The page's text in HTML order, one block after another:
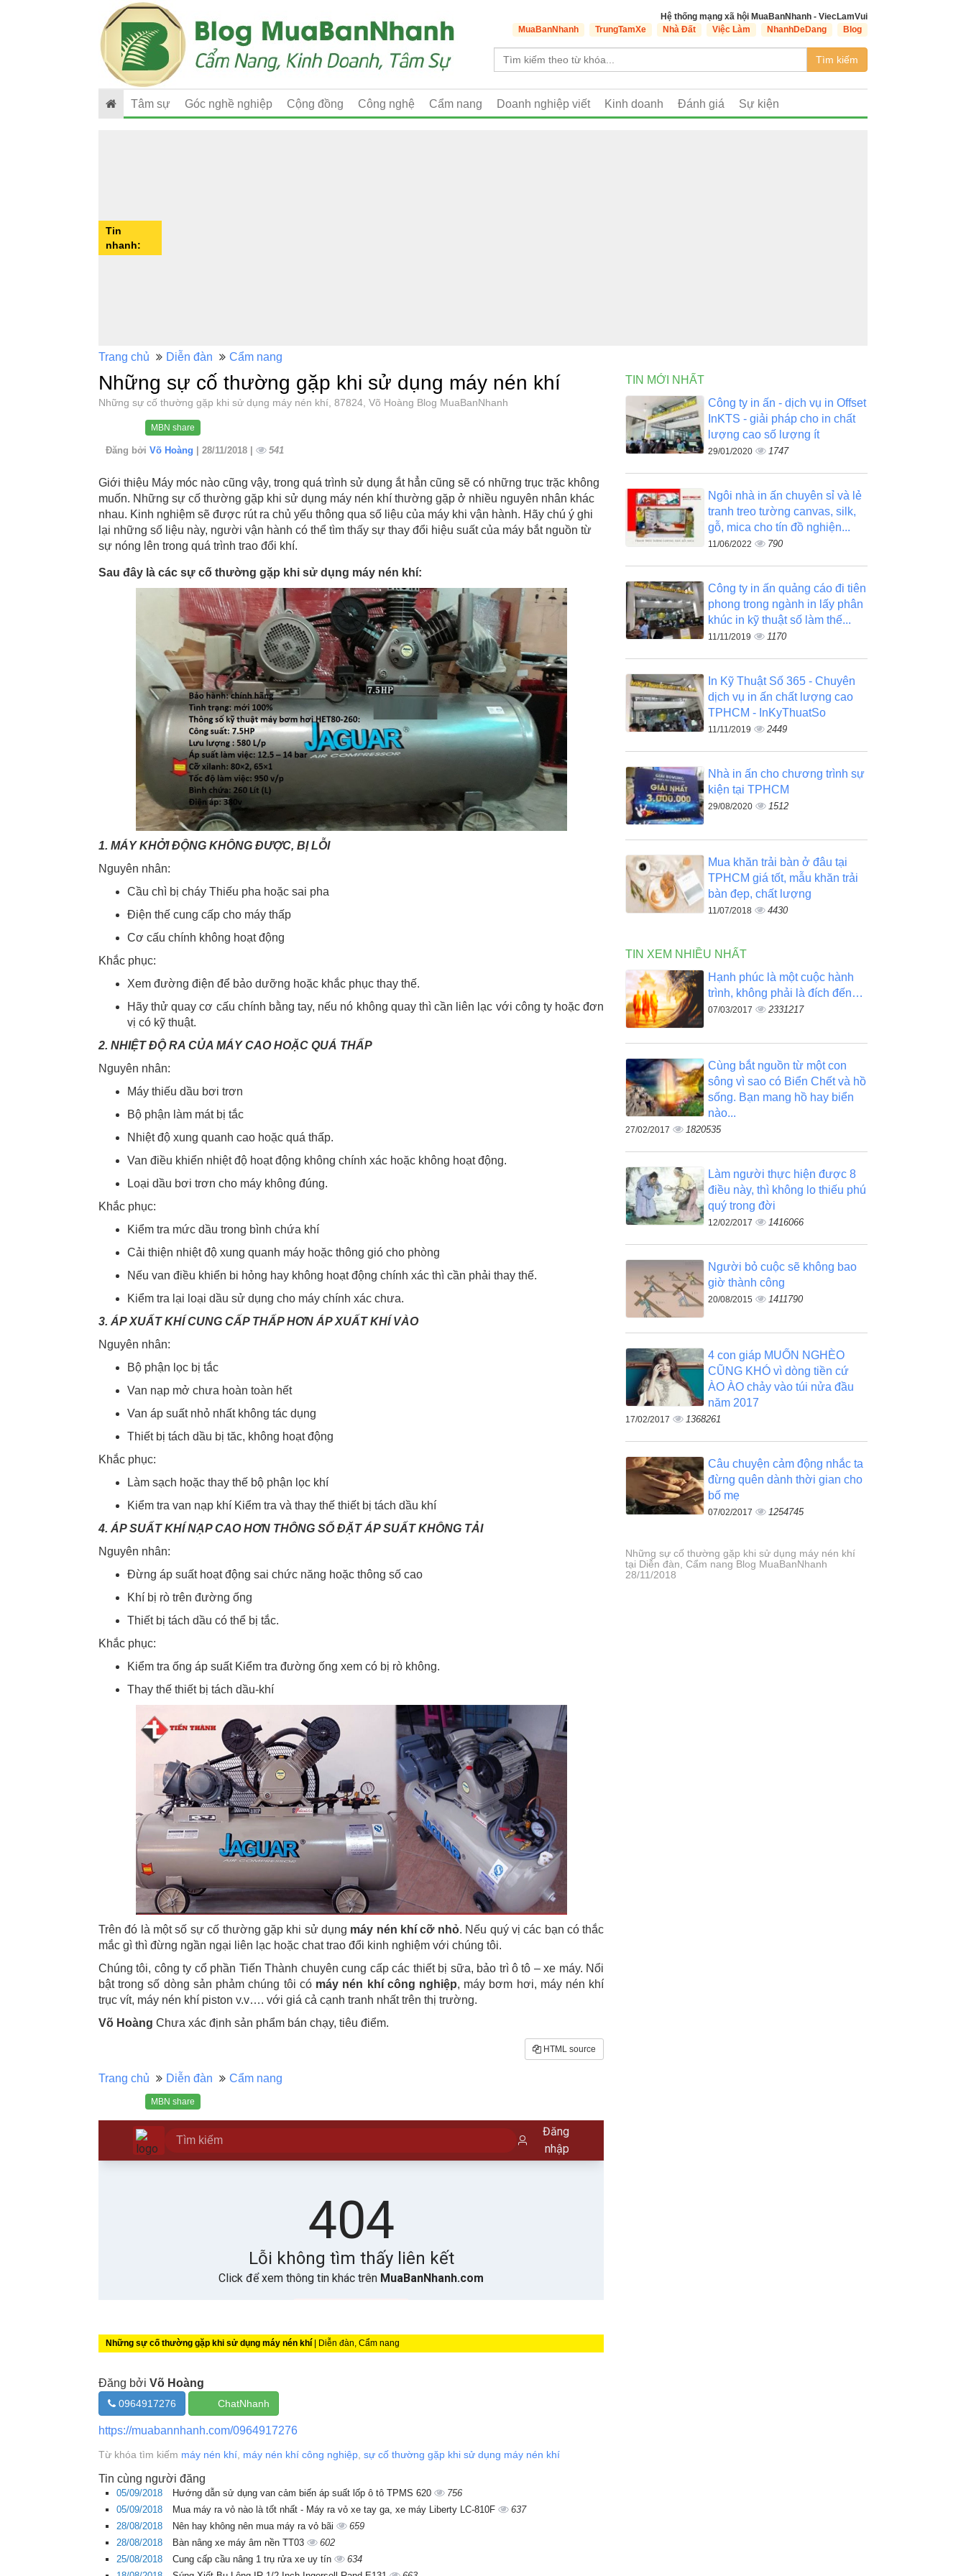
Hệ thống mạng xã hội MuaBanNhanh - ViecLamVui
MuaBanNhanh
TrungTamXe Nhà Đất Việc Làm NhanhDeDang Blog
Tìm kiếm
Tâm sự Góc nghề nghiệp Cộng đồng Công nghệ Cẩm nang Doanh nghiệp viết Kinh doanh Đánh giá Sự kiện
Tin
nhanh:
Trang chủ Diễn đàn Cẩm nang
Những sự cố thường gặp khi sử dụng máy nén khí
Những sự cố thường gặp khi sử dụng máy nén khí, 87824, Võ Hoàng Blog MuaBanNhanh
MBN share
Đăng bởi Võ Hoàng | 28/11/2018 | 541
Giới thiệu Máy móc nào cũng vậy, trong quá trình sử dụng ắt hẳn cũng sẽ có những trục trặc không
muốn. Những sự cố thường gặp khi sử dụng máy nén khí thường gặp ở nhiều nguyên nhân khác
nhau. Kinh nghiệm sẽ được rút ra chủ yếu thông qua số liệu của máy khi vận hành. Hãy chú ý ghi
lại những số liệu này, người vận hành có thể tìm thấy sự thay đổi hiệu suất của máy bắt nguồn từ
sự nóng lên trong quá trình trao đổi khí.
Sau đây là các sự cố thường gặp khi sử dụng máy nén khí:
1. MÁY KHỞI ĐỘNG KHÔNG ĐƯỢC, BỊ LỖI
Nguyên nhân:
Cầu chì bị cháy Thiếu pha hoặc sai pha
Điện thế cung cấp cho máy thấp
Cơ cấu chính không hoạt động
Khắc phục:
Xem đường điện để bảo dưỡng hoặc khắc phục thay thế.
Hãy thử quay cơ cấu chính bằng tay, nếu nó không quay thì cần liên lạc với công ty hoặc đơn
vị có kỹ thuật.
2. NHIỆT ĐỘ RA CỦA MÁY CAO HOẶC QUÁ THẤP
Nguyên nhân:
Máy thiếu dầu bơi trơn
Bộ phận làm mát bị tắc
Nhiệt độ xung quanh cao hoặc quá thấp.
Van điều khiển nhiệt độ hoạt động không chính xác hoặc không hoạt động.
Loại dầu bơi trơn cho máy không đúng.
Khắc phục:
Kiểm tra mức dầu trong bình chứa khí
Cải thiện nhiệt độ xung quanh máy hoặc thông gió cho phòng
Nếu van điều khiển bi hỏng hay không hoạt động chính xác thì cần phải thay thế.
Kiểm tra lại loại dầu sử dụng cho máy chính xác chưa.
3. ÁP XUẤT KHÍ CUNG CẤP THẤP HƠN ÁP XUẤT KHÍ VÀO
Nguyên nhân:
Bộ phận lọc bị tắc
Van nạp mở chưa hoàn toàn hết
Van áp suất nhỏ nhất không tác dụng
Thiết bị tách dầu bị tăc, không hoạt động
Khắc phục:
Làm sạch hoặc thay thế bộ phận lọc khí
Kiểm tra van nạp khí Kiểm tra và thay thế thiết bị tách dầu khí
4. ÁP SUẤT KHÍ NẠP CAO HƠN THÔNG SỐ ĐẶT ÁP SUẤT KHÔNG TẢI
Nguyên nhân:
Đừng áp suất hoạt động sai chức năng hoặc thông số cao
Khí bị rò trên đường ống
Thiết bị tách dầu có thể bị tắc.
Khắc phục:
Kiểm tra ống áp suất Kiểm tra đường ống xem có bị rò không.
Thay thế thiết bị tách dầu-khí
Trên đó là một số sự cố thường gặp khi sử dụng máy nén khí cỡ nhỏ. Nếu quý vị các bạn có thắc
mắc gì thì đừng ngần ngại liên lạc hoặc chat trao đổi kinh nghiệm với chúng tôi.
Chúng tôi, công ty cổ phần Tiến Thành chuyên cung cấp các thiết bị sữa, bảo trì ô tô – xe máy. Nổi
bật trong số dòng sản phảm chúng tôi có máy nén khí công nghiệp, máy bơm hơi, máy nén khí
trục vít, máy nén khí piston v.v…. với giá cả cạnh tranh nhất trên thị trường.
Võ Hoàng Chưa xác định sản phẩm bán chạy, tiêu điểm.
HTML source
Trang chủ Diễn đàn Cẩm nang
MBN share
Những sự cố thường gặp khi sử dụng máy nén khí | Diễn đàn, Cẩm nang
Đăng bởi Võ Hoàng
0964917276 ChatNhanh
https://muabannhanh.com/0964917276
Từ khóa tìm kiếm máy nén khí, máy nén khí công nghiệp, sự cố thường gặp khi sử dụng máy nén khí
Tin cùng người đăng
05/09/2018 Hướng dẫn sử dụng van cảm biến áp suất lốp ô tô TPMS 620
756
05/09/2018
Mua máy ra vỏ nào là tốt nhất - Máy ra vỏ xe tay ga, xe máy Liberty LC-810F
637
28/08/2018
Nên hay không nên mua máy ra vỏ bãi
659
28/08/2018
Bàn nâng xe máy âm nền TT03
602
25/08/2018
Cung cấp cầu nâng 1 trụ rửa xe uy tín
634
TIN MỚI NHẤT
Công ty in ấn - dịch vụ in Offset
InKTS - giải pháp cho in chất
lượng cao số lượng ít
29/01/2020 1747
Ngôi nhà in ấn chuyên sỉ và lẻ
tranh treo tường canvas, silk,
gỗ, mica cho tín đồ nghiện...
11/06/2022 790
Công ty in ấn quảng cáo đi tiên
phong trong ngành in lấy phân
khúc in kỹ thuật số làm thế...
11/11/2019 1170
In Kỹ Thuật Số 365 - Chuyên
dịch vụ in ấn chất lượng cao
TPHCM - InKyThuatSo
11/11/2019 2449
Nhà in ấn cho chương trình sự
kiện tại TPHCM
29/08/2020 1512
Mua khăn trải bàn ở đâu tại
TPHCM giá tốt, mẫu khăn trải
bàn đẹp, chất lượng
11/07/2018 4430
TIN XEM NHIỀU NHẤT
Hạnh phúc là một cuộc hành
trình, không phải là đích đến…
07/03/2017 2331217
Cùng bắt nguồn từ một con
sông vì sao có Biển Chết và hồ
sống. Bạn mang hồ hay biển
nào...
27/02/2017 1820535
Làm người thực hiện được 8
điều này, thì không lo thiếu phú
quý trong đời
12/02/2017 1416066
Người bỏ cuộc sẽ không bao
giờ thành công
20/08/2015 1411790
4 con giáp MUỐN NGHÈO
CŨNG KHÓ vì dòng tiền cứ
ÀO ÀO chảy vào túi nửa đầu
năm 2017
17/02/2017 1368261
Câu chuyện cảm động nhắc ta
đừng quên dành thời gian cho
bố mẹ
07/02/2017 1254745
Những sự cố thường gặp khi sử dụng máy nén khí
tại Diễn đàn, Cẩm nang Blog MuaBanNhanh
28/11/2018